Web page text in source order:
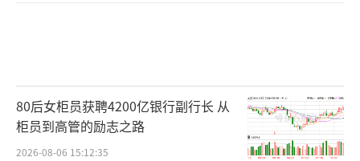
80后女柜员获聘4200亿银行副行长 从
柜员到高管的励志之路
2026-08-06 15:12:35